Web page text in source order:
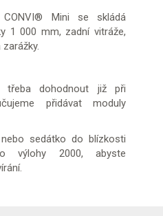
CONVI® Mini se skládá
1 000 mm, zadní vitráže,
dohodnout již při
přidávat moduly
sedátko do blízkosti
výlohy 2000, abyste